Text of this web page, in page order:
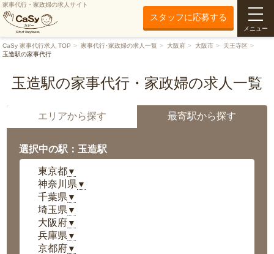
家事代行・家政婦の求人サイト
スタッフに応募する
メニュー
CaSy 家事代行求人 TOP 家事代行･家政婦の求人一覧 大阪府 大阪市
天王寺区
玉造駅の家事代行
玉造駅の家事代行・家政婦の求人一覧
エリアから探す 最寄駅から探す
選択中の駅：玉造駅
東京都▼
神奈川県 ▼
千葉県 ▼
埼玉県 ▼
大阪府▼
兵庫県 ▼
京都府▼